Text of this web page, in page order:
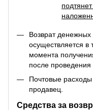
Возврат
осуществляется в
момента
после проведения
Почтовые расходы
продавец.
Средства за